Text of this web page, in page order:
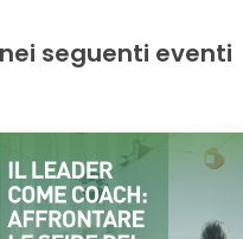
seguenti eventi